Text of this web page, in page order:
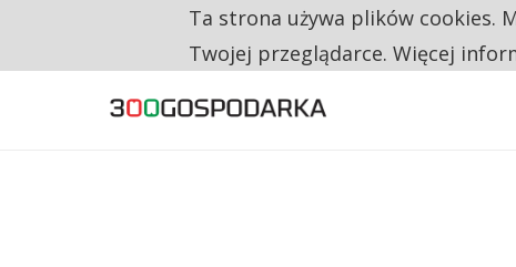
CO TRZECIĄ ZŁOTÓWKĘ Z EMERYTURY
Ta strona używa plików cookies.
Twojej przeglądarce. Więcej